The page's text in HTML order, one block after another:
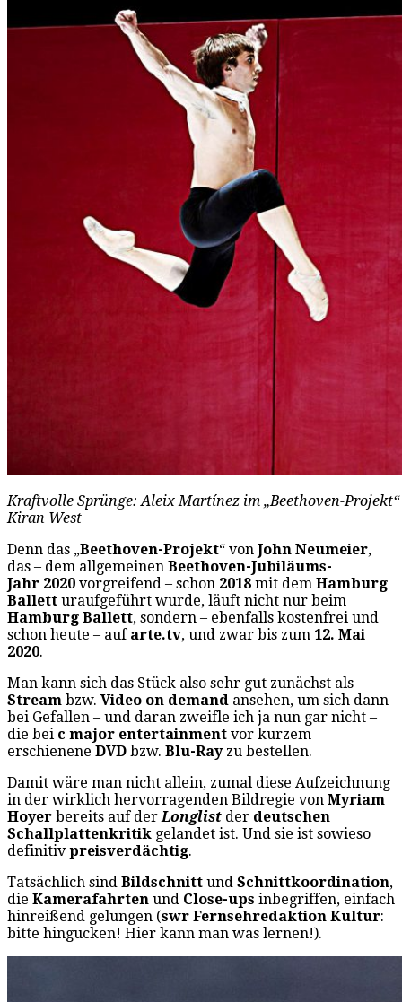
Kraftvolle Sprünge: Aleix Martínez im „Beethoven-
Kiran West
Denn das „Beethoven-Projekt“ von John Neumeier,
das – dem allgemeinen Beethoven-Jubiläums-
Jahr 2020 vorgreifend – schon 2018 mit dem Hamburg
Ballett uraufgeführt wurde, läuft nicht nur beim
Hamburg Ballett, sondern – ebenfalls kostenfrei und
schon heute – auf arte.tv, und zwar bis zum 12. Mai
2020.
Man kann sich das Stück also sehr gut zunächst als
Stream bzw. Video on demand ansehen, um sich dann
bei Gefallen – und daran zweifle ich ja nun gar nicht –
die bei c major entertainment vor kurzem
erschienene DVD bzw. Blu-Ray zu bestellen.
Damit wäre man nicht allein, zumal diese Aufzeichnung
in der wirklich hervorragenden Bildregie von Myriam
Hoyer bereits auf derLonglist der deutschen
Schallplattenkritik gelandet ist. Und sie ist sowieso
definitivpreisverdächtig.
Tatsächlich sind Bildschnitt und Schnittkoordination,
die Kamerafahrten und Close-ups inbegriffen, einfach
hinreißend gelungen (swr Fernsehredaktion Kultur:
bitte hingucken! Hier kann man was lernen!).